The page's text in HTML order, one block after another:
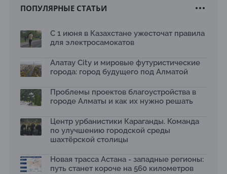
ПОПУЛЯРНЫЕ СТАТЬИ
С 1 июня в Казахстане ужесточат правила
для электросамокатов
Алатау City и мировые футуристические
города: город будущего под Алматой
Проблемы проектов благоустройства в
городе Алматы и как их нужно решать
Центр урбанистики Караганды. Команда
по улучшению городской среды
шахтёрской столицы
Новая трасса Астана - западные регионы:
путь станет короче на 560 километров